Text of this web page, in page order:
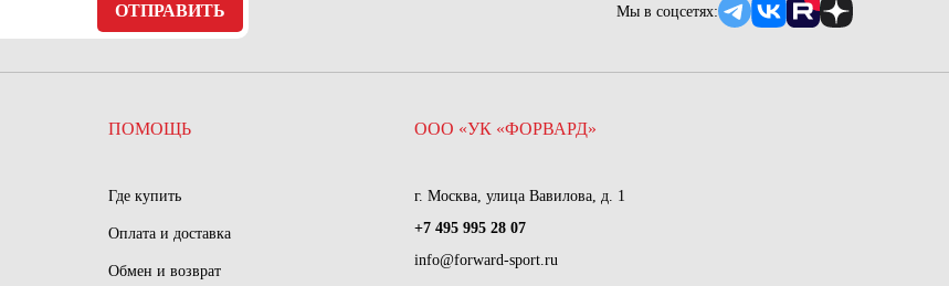
ОТПРАВИТЬ Мы в соцсетях:
ПОМОЩЬ
Где купить
Оплата и доставка
Обмен и возврат
ООО «УК «ФОРВАРД»
г. Москва, улица Вавилова, д. 1
+7 495 995 28 07
info@forward-sport.ru